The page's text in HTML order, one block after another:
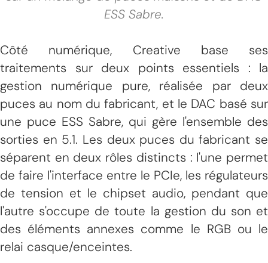
ESS Sabre.
Côté numérique, Creative base ses
traitements sur deux points essentiels : la
gestion numérique pure, réalisée par deux
puces au nom du fabricant, et le DAC basé sur
une puce ESS Sabre, qui gère l'ensemble des
sorties en 5.1. Les deux puces du fabricant se
séparent en deux rôles distincts : l'une permet
de faire l'interface entre le PCIe, les régulateurs
de tension et le chipset audio, pendant que
l'autre s'occupe de toute la gestion du son et
des éléments annexes comme le RGB ou le
relai casque/enceintes.